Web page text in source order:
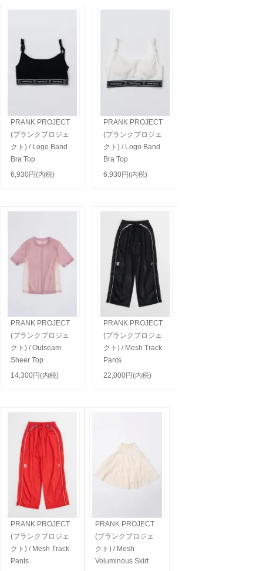
PRANK PROJECT
(プランクプロジェ
クト) / Logo Band
Bra Top
6,930円(内税)
PRANK PROJECT
(プランクプロジェ
クト) / Logo Band
Bra Top
6,930円(内税)
PRANK PROJECT
(プランクプロジェ
クト) / Outseam
Sheer Top
14,300円(内税)
PRANK PROJECT
(プランクプロジェ
クト) / Mesh Track
Pants
22,000円(内税)
PRANK PROJECT
(プランクプロジェ
クト) / Mesh Track
Pants
PRANK PROJECT
(プランクプロジェ
クト) / Mesh
Voluminous Skirt